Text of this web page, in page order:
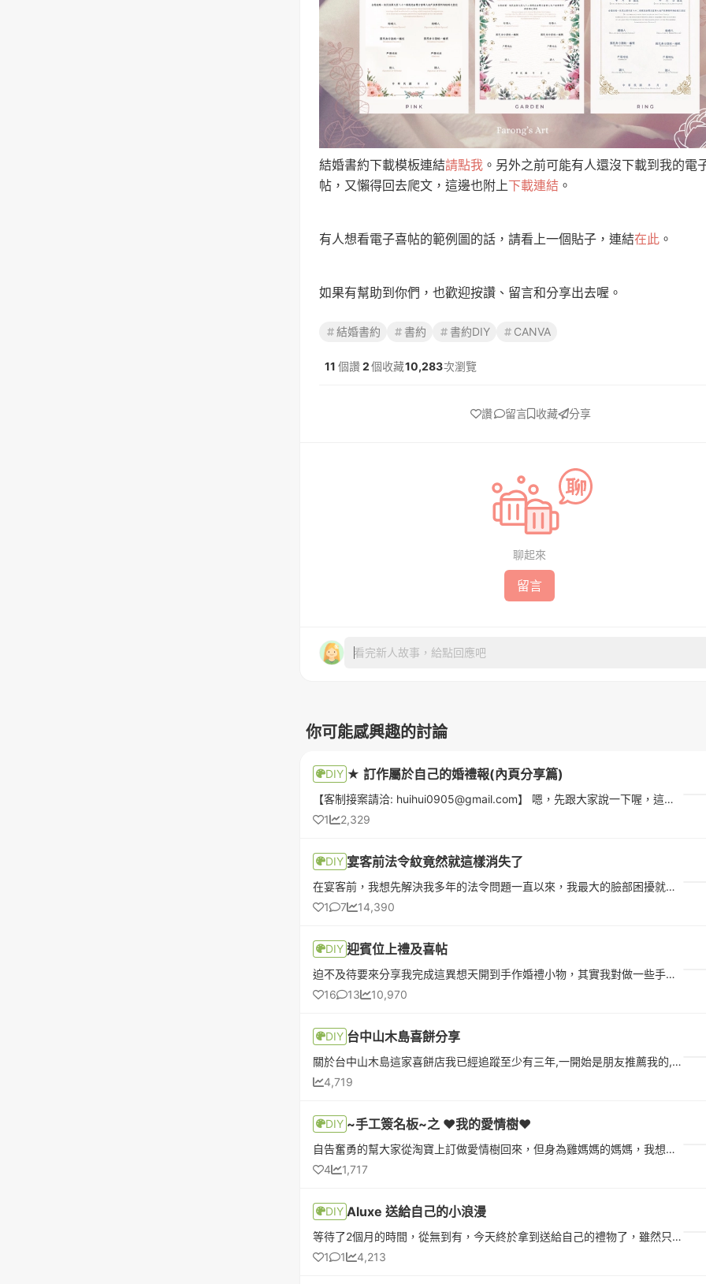
結婚書約下載模板連結請點我 。另外之前可能有人還沒下載到我的電
帖，又懶得回去爬文，這邊也附上下載連結 。
有人想看電子喜帖的範例圖的話，請看上一個貼子，連結在此 。
如果有幫助到你們，也歡迎按讚、留言和分享出去喔。
結婚書約 書約 書約DIY CANVA
11 個讚2個收藏10,283次瀏覽
讚 留言 收藏 分享
聊起來
留言
看完新人故事，給點回應吧
你可能感興趣的討論
DIY ★ 訂作屬於自己的婚禮報(內頁分享篇)
【客制接案請洽: huihui0905@gmail.com】 嗯，先跟大家說一下喔，這篇內頁分享篇是分享內頁大概的排版，以及可以放些什麼內容，圖跟字可能會稍微不清楚一點，因為內頁不是全部都是婚紗照，有一些朋友的照片，所以也不太好意思讓大家看得太清楚啦....XDDD請見諒。另外有需要知道要怎麼製作的新娘們，請在看完這篇後，移至另外一篇「★ 訂作屬於自己的婚禮報(製作分享篇)」。http://www
1
2,329
DIY 宴客前法令紋竟然就這樣消失了
在宴客前，我想先解決我多年的法令問題一直以來，我最大的臉部困擾就是法令紋自己保養品也沒少擦，但鏡子一照、自拍一看，那兩條從鼻翼延伸到嘴角的法令紋總是特別顯眼，怎麼遮、怎麼笑都在那尤其素顏的時候，看起來...
1
7 14,390
DIY 迎賓位上禮及喜帖
迫不及待要來分享我完成這異想天開到手作婚禮小物，其實我對做一些手作還蠻有興趣，所以就在決定結婚開始籌備的過程中就異想天開的決定要手作迎賓位上禮(忘了說我席開28桌喔，基本要做280片)，由此可知我有多異想天開了🤣於事開始開啟了手作模式，買了石膏粉回來自己混成石膏漿，買了乾燥花束回來剪成花材，自己印了名片大小的說明卡，其實做起來還蠻簡單的，石膏片很快就會塑形，唯一比較麻煩的就是黏貼花材需要有足夠的耐
16
13 10,970
DIY 台中山木島喜餅分享
關於台中山木島這家喜餅店我已經追蹤至少有三年,一開始是朋友推薦我的,我在三年前開始追蹤他們家的喜餅,礙於一直沒有到合適的時機可以結婚,這次終於到我了!!!雖然我婚期還有半年多可以準備,但是計畫會趕不上變化,所...
4,719
DIY ~手工簽名板~之 ❤我的愛情樹❤
自告奮勇的幫大家從淘寶上訂做愛情樹回來，但身為雞媽媽的媽媽，我想還是圖解一下如何DIY，免得大家DIY時一頭霧水。愛情樹的購買網址：http://tw.taobao.com/item/520356978718.htm?fromSite=main&amp;spm=a1z09.2.0.0.ntLWf5&amp;_u=o1q8ui4ee382木框的購買網址：http://tw.taobao.com/it
4
1,717
DIY Aluxe 送給自己的小浪漫
等待了2個月的時間，從無到有，今天終於拿到送給自己的禮物了，雖然只是一個小小的禮物，但真的好感動。謝謝 @aluxe 跟 Ira 給我這麼好的購物體驗，也謝謝自己給自己一個小小的浪漫。 For my 25th age.
1
1 4,213